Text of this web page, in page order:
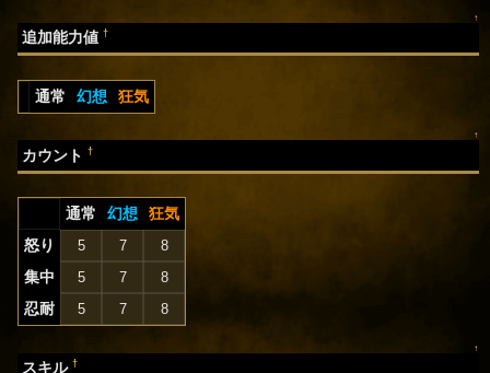
↑
追加能力値†
通常 幻想 狂気
↑
カウント†
通常 幻想
狂気
怒り
5 7 8
集中 5 7 8
忍耐 5 7 8
↑
スキル†